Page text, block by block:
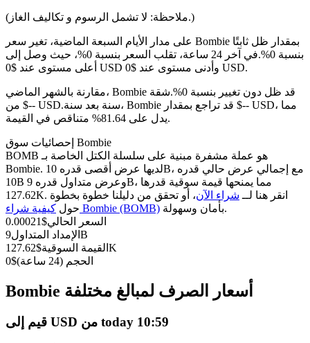
العقود الآجلة USDC
نسخ التداول
انضم إلى أفضل المتداولين
(ملاحظة: لا تشمل الرسوم و تكاليف الغاز.)
على مدار الأيام السبعة الماضية، تغير سعر Bombie بمقدار ظل ثابتًا
بنسبة 0%.
في آخر 24 ساعة، تقلب السعر بنسبة 0%، حيث وصل إلى
أعلى مستوى عند $0 USD وأدنى مستوى عند $0 USD.
مقارنة بالشهر الماضي، Bombie قد ظل دون تغيير بنسبة 0%.شقة
من $-- USD.سنة بعد سنة، Bombie قد تراجع بمقدار $-- USD، مما
يدل على 81.64% متناقص في القيمة.
إحصائيات سوق Bombie
BOMB هو عملة مشفرة مبنية على سلسلة الكتل الخاصة بـ
Bombie. لديها عرض أقصى قدره 10B، مع إجمالي عرض حالي قدره
10B وعرض متداول قدره 9B، مما يمنحها قيمة سوقية قدرها
127.62K. انقر هنا لــ شراء الآن، أو تحقق من دليلنا خطوة بخطوة
حول كيفية شراء Bombie (BOMB)
بأمان وسهولة.
السعر الحالي$
0.00021
الإمداد المتداول 9B
القيمة السوقية$
127.62K
الحجم (24 ساعة)
$
0
Bombie أسعار الصرف لمبالغ مختلفة
قيم إلى USD من today 10:59